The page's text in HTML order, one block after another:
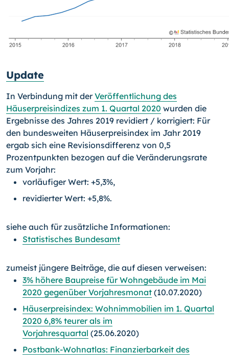
Update
In Verbindung mit derVeröffentlichung des
Häuserpreisindizes zum 1. Quartal 2020 wurden die
Ergebnisse des Jahres 2019 revidiert / korrigiert: Für
den bundesweiten Häuserpreisindex im Jahr 2019
ergab sich eine Revisionsdifferenz von 0,5
Prozentpunkten bezogen auf die Veränderungsrate
zum Vorjahr:
vorläufiger Wert: +5,3%,
revidierter Wert: +5,8%.
siehe auch für zusätzliche Informationen:
Statistisches Bundesamt
zumeist jüngere Beiträge, die auf diesen verweisen:
3% höhere Baupreise für Wohngebäude im Mai
2020 gegenüber Vorjahresmonat (10.07.2020)
Häuserpreisindex: Wohnimmobilien im 1. Quartal
2020 6,8% teurer als im
Vorjahresquartal (25.06.2020)
Postbank-Wohnatlas: Finanzierbarkeit des